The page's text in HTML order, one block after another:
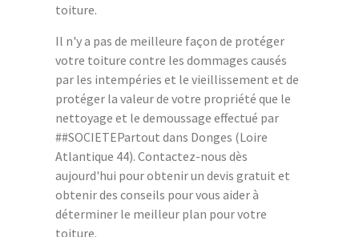
toiture.
Il n'y a pas de meilleure façon de protéger
votre toiture contre les dommages causés
par les intempéries et le vieillissement et de
protéger la valeur de votre propriété que le
nettoyage et le demoussage effectué par
##SOCIETEPartout dans Donges (Loire
Atlantique 44). Contactez-nous dès
aujourd'hui pour obtenir un devis gratuit et
obtenir des conseils pour vous aider à
déterminer le meilleur plan pour votre
toiture.